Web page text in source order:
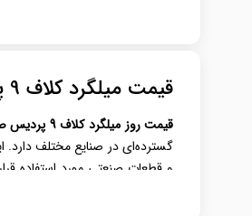
قیمت میلگرد کلاف 9 پردیس صنعت 3SP
قیمت روز میلگرد کلاف 9 پردیس
گسترده‌ای در صنایع مختلف دارد.
و قطعات صنعتی مورد استفاده